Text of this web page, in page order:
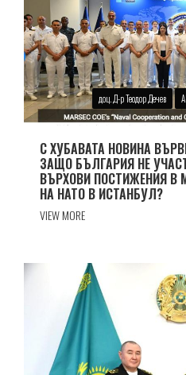
доц. Д-р Теодор Дечев
С ХУБАВАТА НОВИНА
ЗАЩО БЪЛГАРИЯ НЕ
ВЪРХОВИ ПОСТИЖЕНИЯ В
НА НАТО В ИСТАНБУЛ?
VIEW MORE